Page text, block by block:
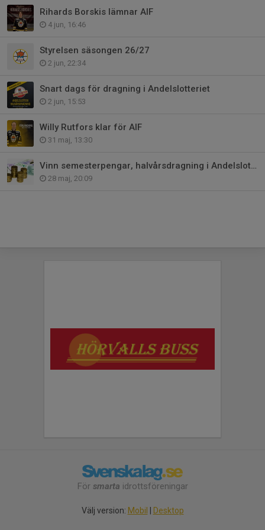
Rihards Borskis lämnar AIF
4 jun, 16:46
Styrelsen säsongen 26/27
2 jun, 22:34
Snart dags för dragning i Andelslotteriet
2 jun, 15:53
Willy Rutfors klar för AIF
31 maj, 13:30
Vinn semesterpengar, halvårsdragning i Andelslotteriet!
28 maj, 20:09
För smarta idrottsföreningar
Välj version: Mobil Desktop